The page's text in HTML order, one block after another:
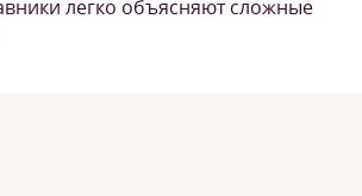
легко объясняют сложные